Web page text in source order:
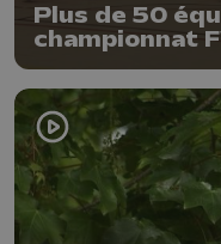
Plus de 50
championnat
Waremme